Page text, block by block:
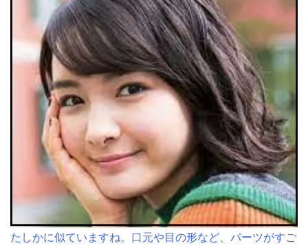
たしかに似ていますね。口元や目の形など、パーツがすご